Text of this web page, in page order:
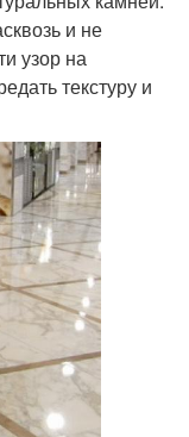
и не
узор на
текстуру и